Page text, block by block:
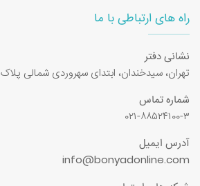
راه های ارتباطی با ما
نشانی دفتر
تهران، سیدخندان، ابتدای سهروردی شمالی پلاک ۸۲۹ طبقه دوم واحد ۶
شماره تماس
۰۲۱-۸۸۵۲۴۱۰۰-۳
آدرس ایمیل
info@bonyadonline.com